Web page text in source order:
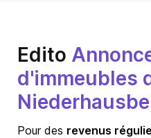
Edito
d'immeubles
Pour des revenus